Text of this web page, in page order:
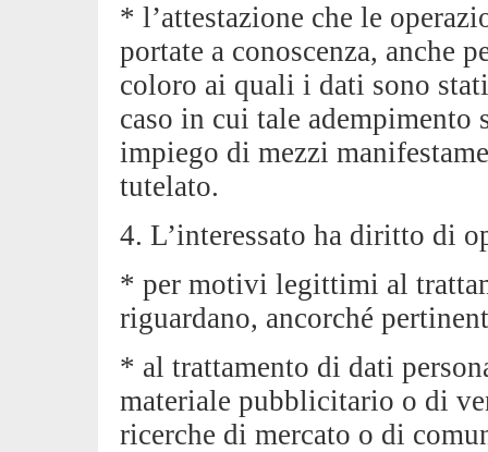
* l’attestazione che le
portate a conoscenza, anche
coloro ai quali i dati sono
caso in cui tale
impiego di mezzi
tutelato.
4. L’interessato ha diritto di
* per motivi legittimi al
riguardano, ancorché
* al trattamento di dati
materiale pubblicitario o di
ricerche di mercato o di